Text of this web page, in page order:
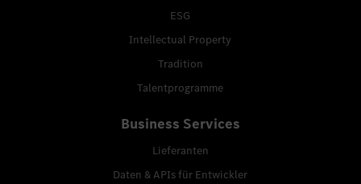
ESG
Intellectual Property
Tradition
Talentprogramme
Business Services
Lieferanten
Daten & APIs für Entwickler